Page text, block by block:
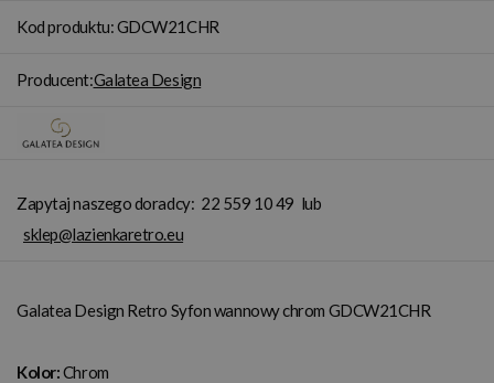
Kod produktu: GDCW21CHR
Producent:Galatea Design
Zapytaj naszego doradcy: 22 559 10 49 lub
sklep@lazienkaretro.eu
Galatea Design Retro Syfon wannowy chrom GDCW21CHR
Kolor:Chrom